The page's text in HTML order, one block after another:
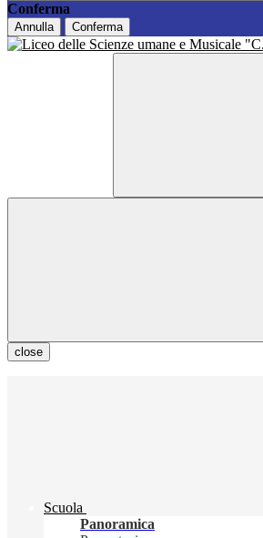
Conferma
Annulla Conferma
close
Scuola
Panoramica